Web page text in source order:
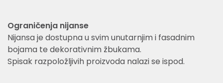
Ograničenja nijanse
Nijansa je dostupna u svim unutarnjim i fasadnim
bojama te dekorativnim žbukama.
Spisak razpoložljivih proizvoda nalazi se ispod.